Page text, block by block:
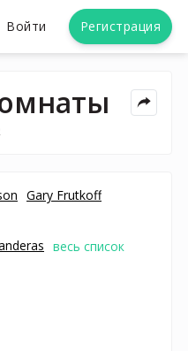
Войти Регистрация
Gary Frutkoff
весь список